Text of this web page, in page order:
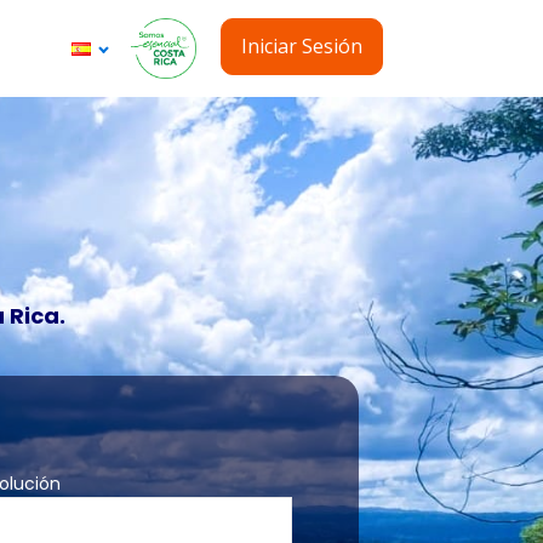
Iniciar Sesión
Rica.